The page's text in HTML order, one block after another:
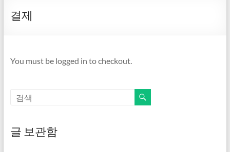
결제
You must be logged in to checkout.
글 보관함